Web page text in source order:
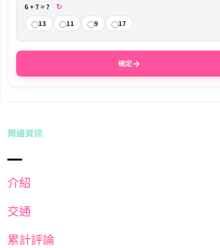
6 + 7 = ? ↻
13 11 9 17
確定→
周邊資訊
介紹
交通
累計評論